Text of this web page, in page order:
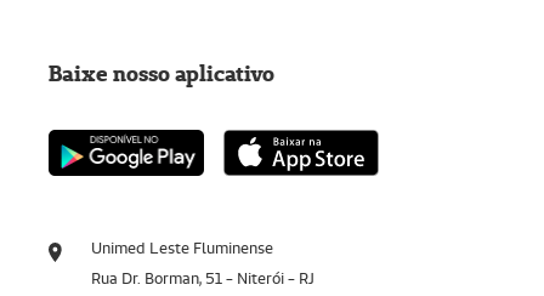
Unimed Leste Fluminense
Rua Dr. Borman, 51 - Niterói - RJ
Baixe nosso aplicativo